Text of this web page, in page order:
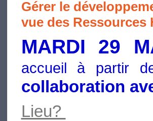
Gérer le
vue des Ressources
MARDI 29
accueil à partir
collaboration
Lieu?